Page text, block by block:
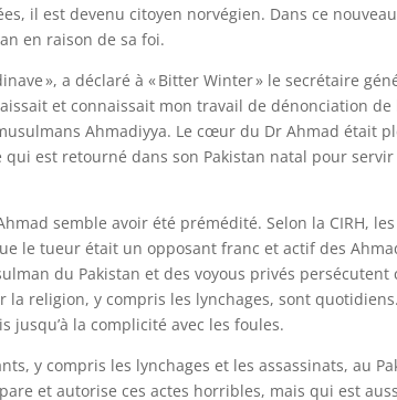
il est devenu citoyen norvégien. Dans ce
en raison de sa foi.
», a déclaré à « Bitter Winter » le secrétaire
et connaissait mon travail de dénonciation
Ahmadiyya. Le cœur du Dr Ahmad était
qui est retourné dans son Pakistan natal pour
semble avoir été prémédité. Selon la CIRH,
le tueur était un opposant franc et actif des
du Pakistan et des voyous privés
la religion, y compris les lynchages, sont
jusqu’à la complicité avec les foules.
y compris les lynchages et les assassinats, au
et autorise ces actes horribles, mais qui est